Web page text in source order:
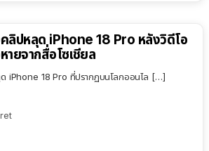
ลิปหลุด iPhone 18 Pro หลังวิดีโอ
ยจากสื่อโซเชียล
iPhone 18 Pro ที่ปรากฏบนโลกออนไล […]